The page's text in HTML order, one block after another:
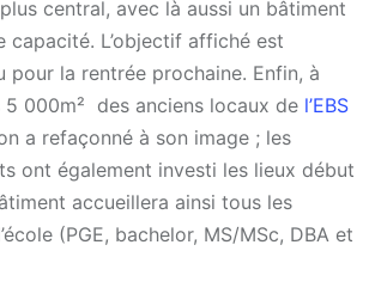
central, avec là aussi un bâtiment
capacité. L’objectif affiché est
pour la rentrée prochaine. Enfin, à
5 000m² des anciens locaux de l’EBS
a refaçonné à son image ; les
ont également investi les lieux début
accueillera ainsi tous les
(PGE, bachelor, MS/MSc, DBA et